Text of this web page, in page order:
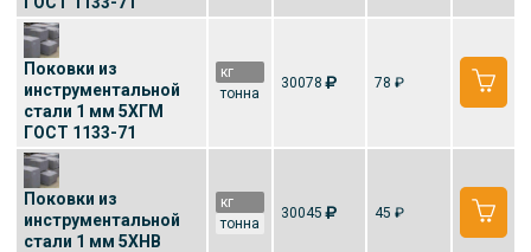
Поковки из
инструментальной
стали 1 мм 5ХГМ
ГОСТ 1133-71
кг
тонна
30078 78 ₽
Поковки из
инструментальной
стали 1 мм 5ХНВ
кг
тонна
30045 45 ₽